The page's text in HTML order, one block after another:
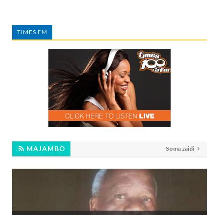
TIMES FM
MAJAMBO Soma zaidi